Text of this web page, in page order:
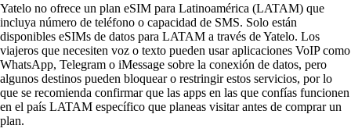
Yatelo no ofrece un plan eSIM para Latinoamérica (LATAM) que
incluya número de teléfono o capacidad de SMS. Solo están
disponibles eSIMs de datos para LATAM a través de Yatelo. Los
viajeros que necesiten voz o texto pueden usar aplicaciones VoIP como
WhatsApp, Telegram o iMessage sobre la conexión de datos, pero
algunos destinos pueden bloquear o restringir estos servicios, por lo
que se recomienda confirmar que las apps en las que confías funcionen
en el país LATAM específico que planeas visitar antes de comprar un
plan.